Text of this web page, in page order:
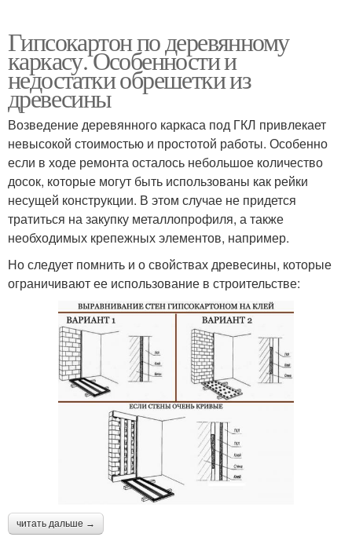
Гипсокартон по деревянному
каркасу. Особенности и
недостатки обрешетки из
древесины
Возведение деревянного каркаса под ГКЛ привлекает
невысокой стоимостью и простотой работы. Особенно
если в ходе ремонта осталось небольшое количество
досок, которые могут быть использованы как рейки
несущей конструкции. В этом случае не придется
тратиться на закупку металлопрофиля, а также
необходимых крепежных элементов, например.
Но следует помнить и о свойствах древесины, которые
ограничивают ее использование в строительстве:
читать дальше →